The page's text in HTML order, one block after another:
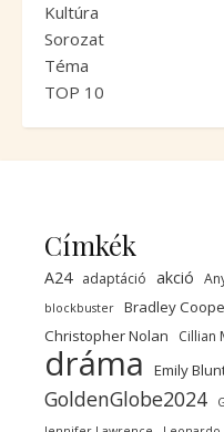
Kultúra
Sorozat
Téma
TOP 10
Címkék
A24 adaptáció akció
blockbuster Bradley
Christopher Nolan Cillian
dráma Emily
GoldenGlobe2024